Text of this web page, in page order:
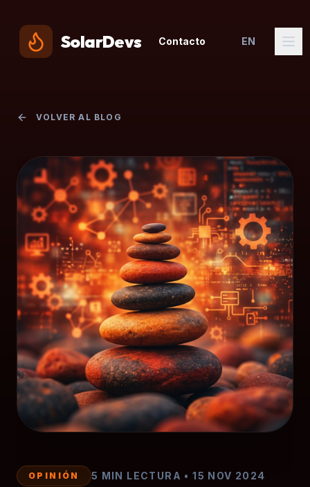
SolarDevs Contacto EN
VOLVER AL BLOG
OPINIÓN 5 MIN LECTURA •15 NOV 2024